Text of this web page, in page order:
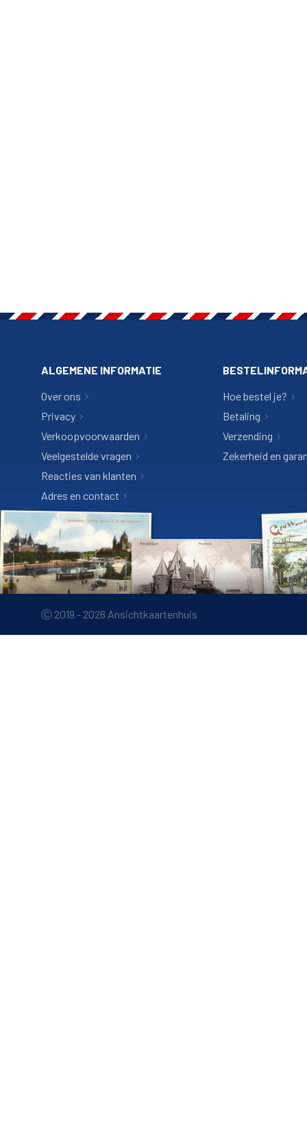
ALGEMENE INFORMATIE
Over ons
Privacy
Verkoopvoorwaarden
Veelgestelde vragen
Reacties van klanten
Adres en contact
Hoe bestel je?
Betaling
Verzending
Zekerheid en
Ⓒ 2019 - 2026 Ansichtkaartenhuis